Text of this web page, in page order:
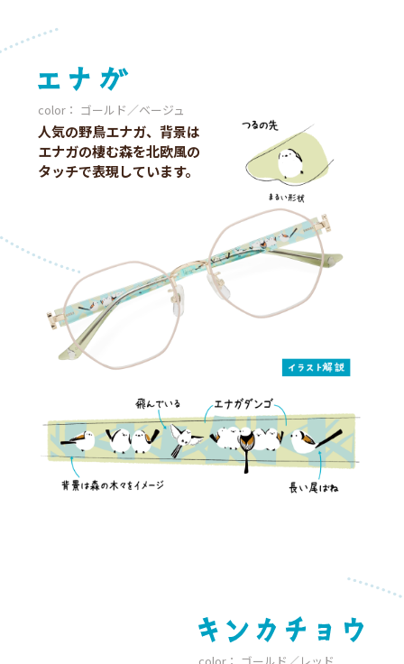
color： ゴールド／ベージュ
人気の野鳥エナガ、背景は
エナガの棲む森を北欧風の
タッチで表現しています。
color： ゴールド／レッド